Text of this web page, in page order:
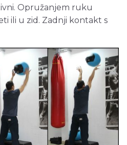
Opružanjem ruku
ili u zid. Zadnji kontakt s